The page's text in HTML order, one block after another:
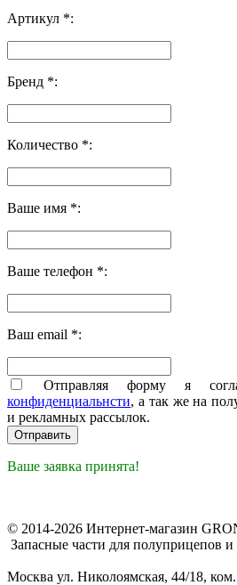
Артикул *:
Бренд *:
Количество *:
Ваше имя *:
Ваше телефон *:
Ваш email *:
Отправляя форму я
конфиденциальнсти, а так же на
и рекламных рассылок.
Ваше заявка принята!
© 2014-2026 Интернет-магазин
Запасные части для полуприцепов и
Москва ул. Николоямская, 44/18,